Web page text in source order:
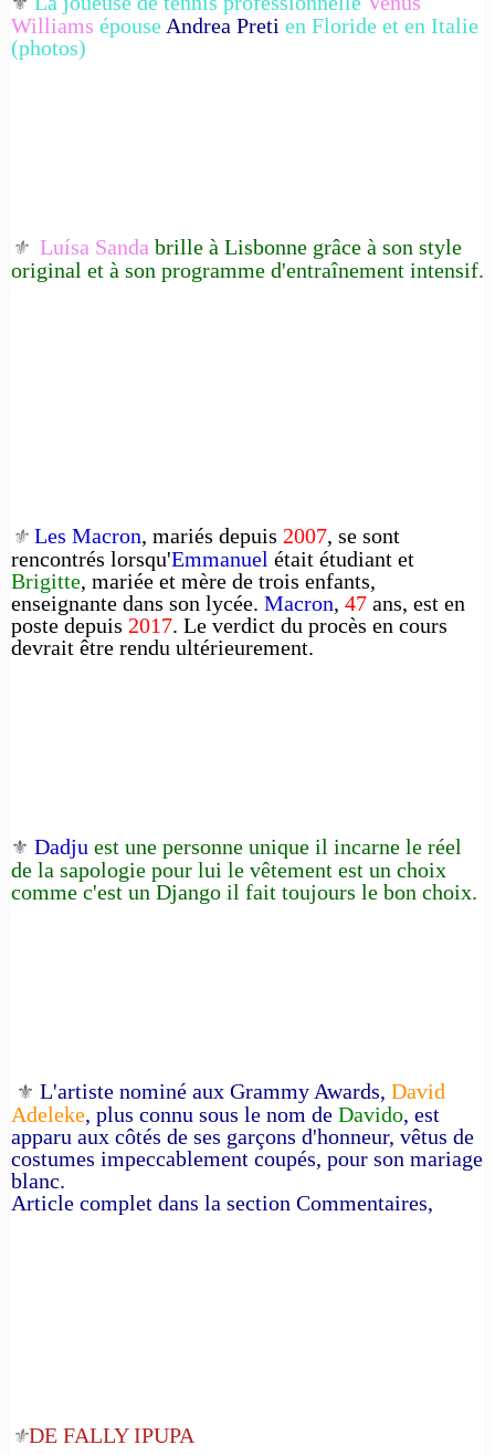
Williams épouse Andrea Preti en Floride et en Italie
(photos)
⚜️ Luísa Sanda brille à Lisbonne grâce à son style
original et à son programme d'entraînement intensif.
⚜️ Les Macron, mariés depuis 2007, se sont
rencontrés lorsqu'Emmanuel était étudiant et
Brigitte, mariée et mère de trois enfants,
enseignante dans son lycée. Macron, 47 ans, est en
poste depuis 2017. Le verdict du procès en cours
devrait être rendu ultérieurement.
⚜️ Dadju est une personne unique il incarne le réel
de la sapologie pour lui le vêtement est un choix
comme c'est un Django il fait toujours le bon choix.
⚜️ L'artiste nominé aux Grammy Awards, David
Adeleke, plus connu sous le nom de Davido, est
apparu aux côtés de ses garçons d'honneur, vêtus de
costumes impeccablement coupés, pour son mariage
blanc.
Article complet dans la section Commentaires,
⚜️DE FALLY IPUPA